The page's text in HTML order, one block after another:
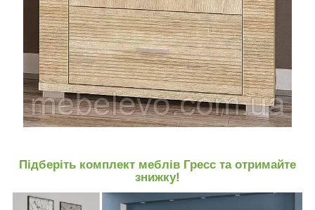
Підберіть комплект меблів Гресс та отримайте
знижку!